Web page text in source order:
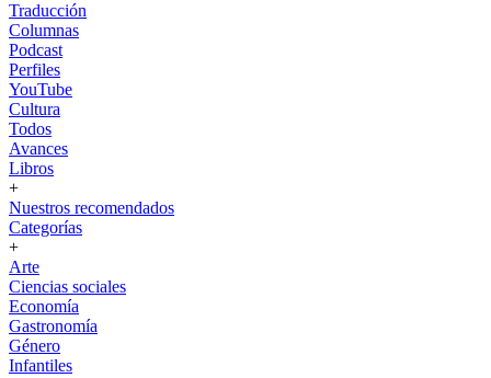
Traducción
Columnas
Podcast
Perfiles
YouTube
Cultura
Todos
Avances
Libros
+
Nuestros recomendados
Categorías
+
Arte
Ciencias sociales
Economía
Gastronomía
Género
Infantiles